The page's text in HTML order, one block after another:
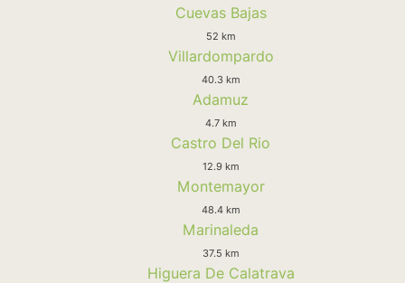
Cuevas Bajas
52 km
Villardompardo
40.3 km
Adamuz
4.7 km
Castro Del Rio
12.9 km
Montemayor
48.4 km
Marinaleda
37.5 km
Higuera De Calatrava